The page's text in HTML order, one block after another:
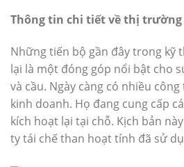
Thông tin chi tiết về thị
Những tiến bộ gần đây trong kỹ
lại là một đóng góp nổi bật cho
và cầu. Ngày càng có nhiều
kinh doanh. Họ đang cung cấp
kích hoạt lại tại chỗ. Kịch bản
ty tái chế than hoạt tính đã sử